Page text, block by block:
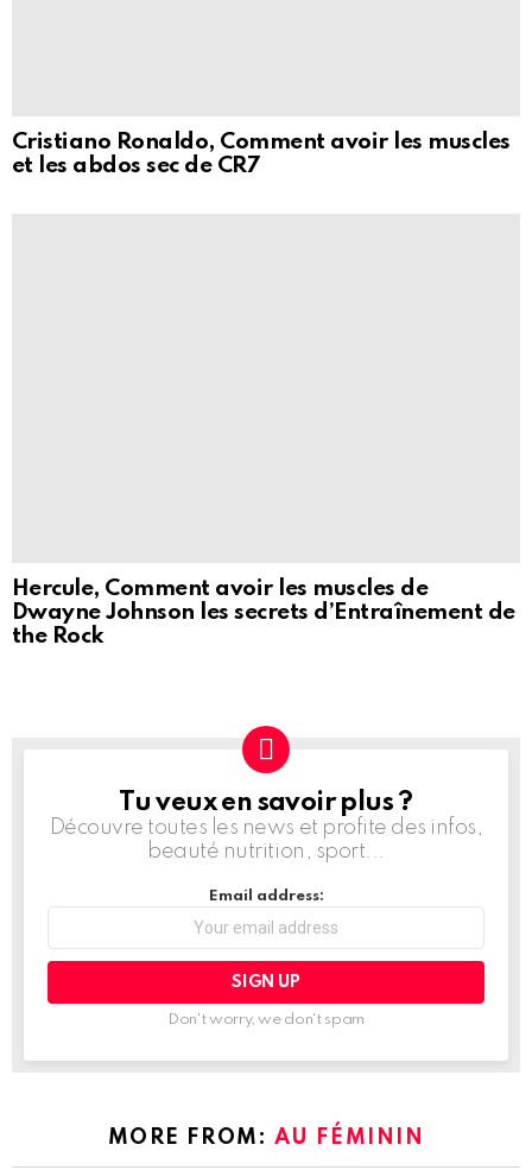
Cristiano Ronaldo, Comment avoir les muscles
et les abdos sec de CR7
Hercule, Comment avoir les muscles de
Dwayne Johnson les secrets d’Entraînement de
the Rock
NEWSLETTER
Tu veux en savoir plus ?
Découvre toutes les news et profite des infos,
beauté nutrition, sport...
Email address:
Don't worry, we don't spam
MORE FROM: AU FÉMININ